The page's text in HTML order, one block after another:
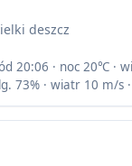
deszcz
20:06 · noc 20℃ ·
73% · wiatr 10 m/s